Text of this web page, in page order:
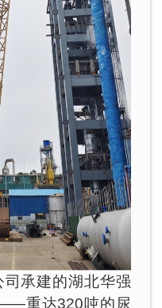
承建的湖北华强
重达320吨的尿